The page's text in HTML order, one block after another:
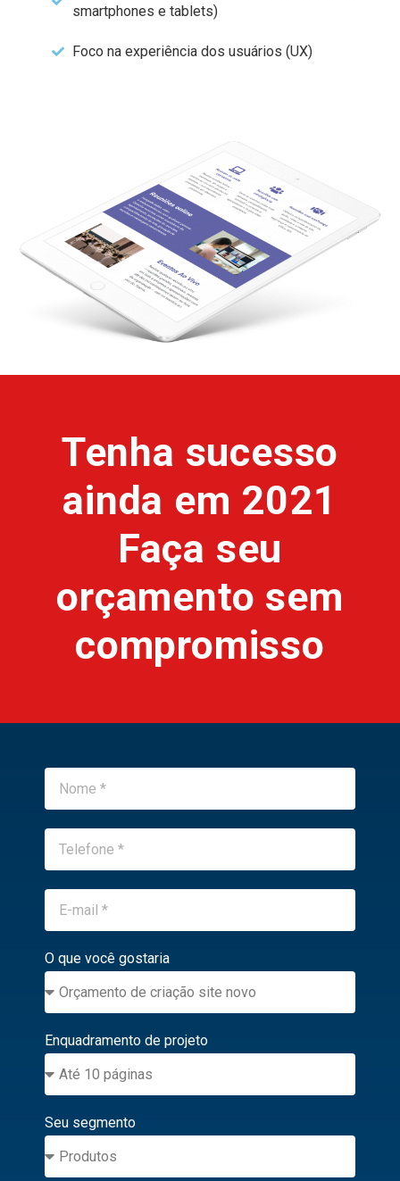
smartphones e tablets)
Foco na experiência dos usuários (UX)
Tenha sucesso
ainda em 2021
Faça seu
orçamento sem
compromisso
O que você gostaria
Enquadramento de projeto
Seu segmento